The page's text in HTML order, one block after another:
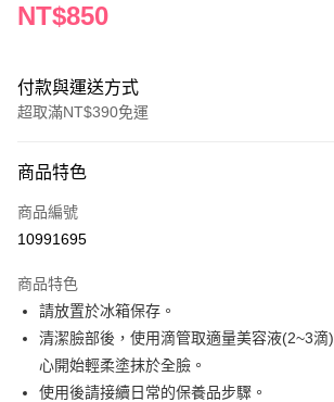
NT$850
付款與運送方式
超取滿NT$390免運
POYA支付
信用卡一次付款
LINE Pay
Apple Pay
街口支付
商品特色
商品編號
10991695
商品特色
請放置於冰箱保存。
清潔臉部後，使用滴管取適量美容液(2~3滴
心開始輕柔塗抹於全臉。
使用後請接續日常的保養品步驟。